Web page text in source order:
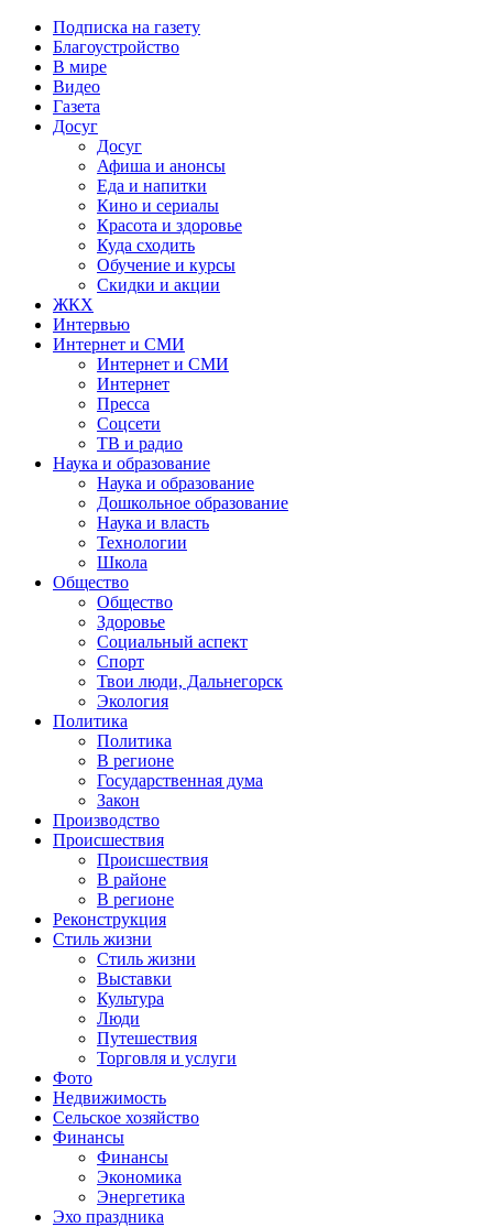
Подписка на газету
Благоустройство
В мире
Видео
Газета
Досуг
Досуг
Афиша и анонсы
Еда и напитки
Кино и сериалы
Красота и здоровье
Куда сходить
Обучение и курсы
Скидки и акции
ЖКХ
Интервью
Интернет и СМИ
Интернет и СМИ
Интернет
Пресса
Соцсети
ТВ и радио
Наука и образование
Наука и образование
Дошкольное образование
Наука и власть
Технологии
Школа
Общество
Общество
Здоровье
Социальный аспект
Спорт
Твои люди, Дальнегорск
Экология
Политика
Политика
В регионе
Государственная дума
Закон
Производство
Происшествия
Происшествия
В районе
В регионе
Реконструкция
Стиль жизни
Стиль жизни
Выставки
Культура
Люди
Путешествия
Торговля и услуги
Фото
Недвижимость
Сельское хозяйство
Финансы
Финансы
Экономика
Энергетика
Эхо праздника